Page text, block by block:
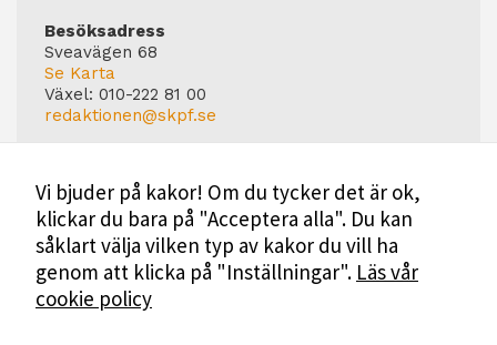
Besöksadress
Sveavägen 68
Se Karta
Växel: 010-222 81 00
redaktionen@skpf.se
Markus Dahlberg
Tel: 0720-88 17 17
markus.dahlberg@skpf.se
Annonsering
Swartling & Bergström Media
Birger Jarlsgatan 110
Vi bjuder på kakor! Om du tycker det är ok,
klickar du bara på "Acceptera alla". Du kan
såklart välja vilken typ av kakor du vill ha
genom att klicka på "Inställningar". Läs vår
cookie policy